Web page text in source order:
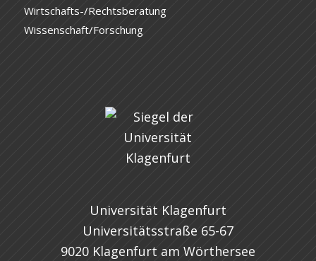
Wirtschafts-/Rechtsberatung
Wissenschaft/Forschung
Universität Klagenfurt
Universitätsstraße 65-67
9020 Klagenfurt am Wörthersee